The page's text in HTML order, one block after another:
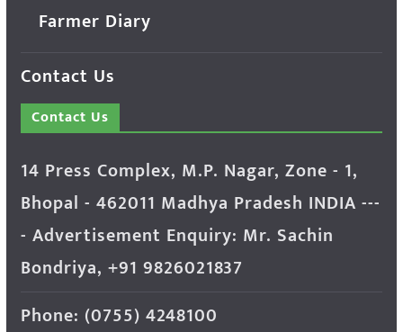
Farmer Diary
Contact Us
Contact Us
14 Press Complex, M.P. Nagar, Zone - 1,
Bhopal - 462011 Madhya Pradesh INDIA ---
- Advertisement Enquiry: Mr. Sachin
Bondriya, +91 9826021837
Phone: (0755) 4248100